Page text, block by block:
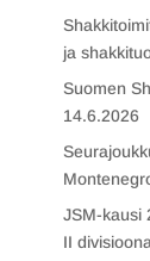
ja
Suomen
14.6.2026
JSM-kausi
II